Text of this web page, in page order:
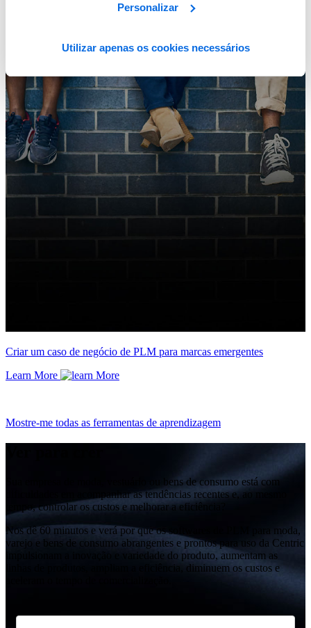
Personalizar
Utilizar apenas os cookies necessários
Criar um caso de negócio de PLM para marcas emergentes
Learn More
Mostre-me todas as ferramentas de aprendizagem
Sua empresa de moda, vestuário ou bens de consumo está com
dificuldades em acompanhar as tendências recentes e, ao mesmo
tempo, controlar os custos e melhorar a eficiência?
Nos dê 60 minutos e verá por que os softwares de PLM para moda,
varejo e bens de consumo abrangentes e prontos para uso da Centric
impulsionam a inovação e variedade do produto, aumentam as
linhas de produtos, ampliam a eficiência, diminuem os custos e